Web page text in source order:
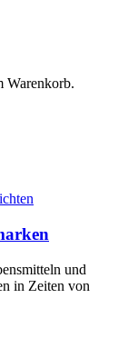
Warenkorb.
und
in Zeiten von